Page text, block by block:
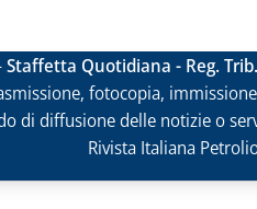
Staffetta Quotidiana - Reg.
fotocopia,
di diffusione delle notizie o
Rivista Italiana